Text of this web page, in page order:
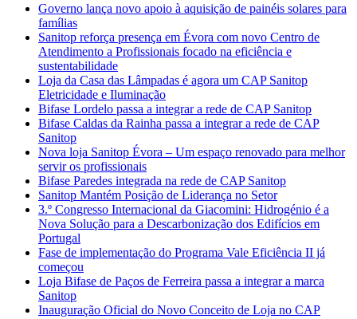
Governo lança novo apoio à aquisição de painéis solares para
famílias
Sanitop reforça presença em Évora com novo Centro de
Atendimento a Profissionais focado na eficiência e
sustentabilidade
Loja da Casa das Lâmpadas é agora um CAP Sanitop
Eletricidade e Iluminação
Bifase Lordelo passa a integrar a rede de CAP Sanitop
Bifase Caldas da Rainha passa a integrar a rede de CAP
Sanitop
Nova loja Sanitop Évora – Um espaço renovado para melhor
servir os profissionais
Bifase Paredes integrada na rede de CAP Sanitop
Sanitop Mantém Posição de Liderança no Setor
3.º Congresso Internacional da Giacomini: Hidrogénio é a
Nova Solução para a Descarbonização dos Edifícios em
Portugal
Fase de implementação do Programa Vale Eficiência II já
começou
Loja Bifase de Paços de Ferreira passa a integrar a marca
Sanitop
Inauguração Oficial do Novo Conceito de Loja no CAP